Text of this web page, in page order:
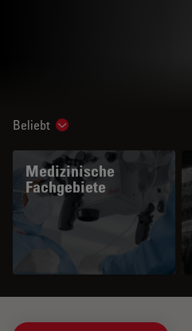
Beliebt Show subnavigation
Medizinische
Fachgebiete